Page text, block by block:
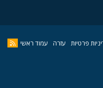
פרטיות עזרה עמוד ראשי